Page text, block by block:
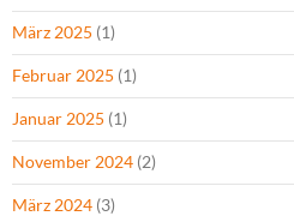
März 2025 (1)
Februar 2025 (1)
Januar 2025 (1)
November 2024 (2)
März 2024 (3)